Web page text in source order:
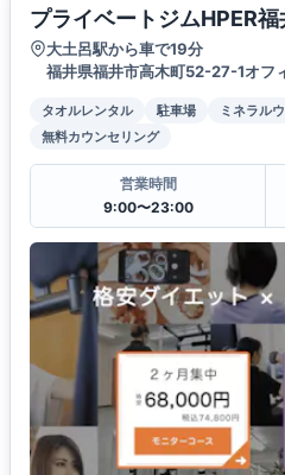
プライベートジムHPER
大土呂駅から車で19分
福井県福井市高木町52-27-1オフ
タオルレンタル 駐車場 ミネラル
無料カウンセリング
営業時間
9:00〜23:00